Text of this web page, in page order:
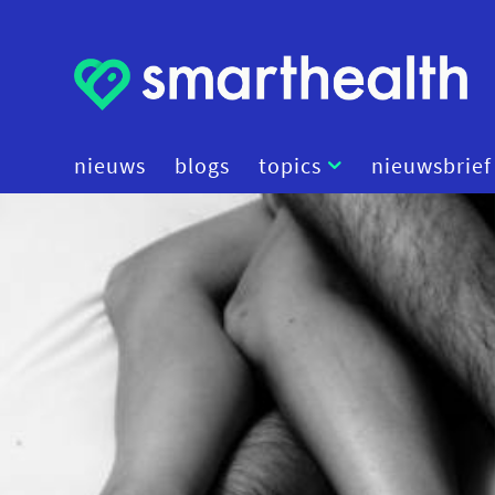
nieuws blogs topics
artificial intelligence
beleid
cybersecurity
diagnostiek
digital therapeutics
nieuwsbrief